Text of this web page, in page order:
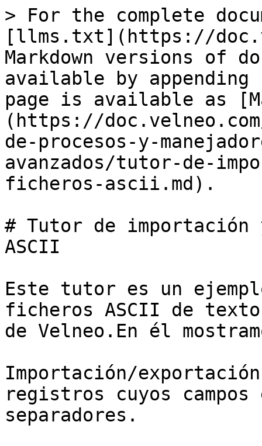
> For the complete
[llms.txt](https://
Markdown versions of
available by
page is available as
(https://
de-procesos-y-
avanzados/tutor-de-
ficheros-ascii.md).
# Tutor de
ASCII
Este tutor es un
ficheros ASCII de
de Velneo.En él
Importación/
registros cuyos
separadores.